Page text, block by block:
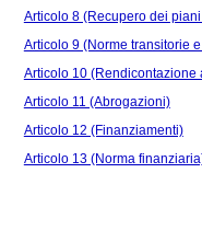
Articolo 8 (Recupero dei
Articolo 9 (Norme transitorie
Articolo 10
Articolo 11 (Abrogazioni)
Articolo 12 (Finanziamenti)
Articolo 13 (Norma